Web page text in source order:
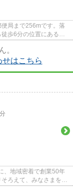
局まで256mです。落
歩6分の位置にある物
。
はこちら
、地域密着で創業50年
ろえて、みなさまをお